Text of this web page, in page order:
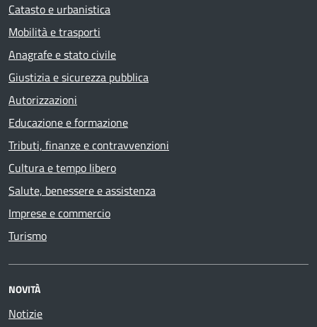
Catasto e urbanistica
Mobilità e trasporti
Anagrafe e stato civile
Giustizia e sicurezza pubblica
Autorizzazioni
Educazione e formazione
Tributi, finanze e contravvenzioni
Cultura e tempo libero
Salute, benessere e assistenza
Imprese e commercio
Turismo
NOVITÀ
Notizie